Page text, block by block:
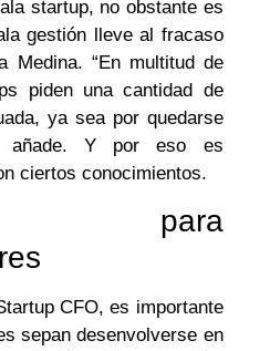
startup, no obstante es
gestión lleve al fracaso
Medina. “En multitud de
piden una cantidad de
ya sea por quedarse
añade. Y por eso es
ciertos conocimientos.
para
CFO, es importante
sepan desenvolverse en